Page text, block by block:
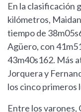
En la clasificación
kilómetros,
tiempo de
Agüero, con
43m40s162. Más
Jorquera y
los cinco primeros
Entre los varones,